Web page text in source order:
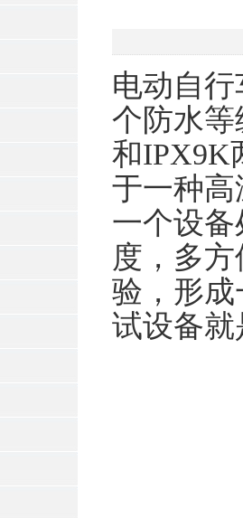
电动自
个防水
和IPX9K
于一种
一个设
度，多
验，形
试设备